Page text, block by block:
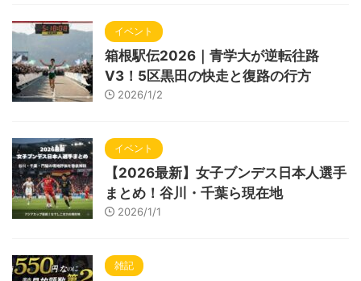
イベント
箱根駅伝2026｜青学大が逆転往路
V3！5区黒田の快走と復路の行方
2026/1/2
イベント
【2026最新】女子ブンデス日本人選手
まとめ！谷川・千葉ら現在地
2026/1/1
雑記